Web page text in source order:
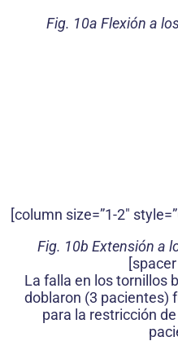
Fig. 10a Flexión a
[column size=”1-2″
Fig. 10b Extensión a
[spacer
La falla en los tornillos
doblaron (3 pacientes)
para la restricción